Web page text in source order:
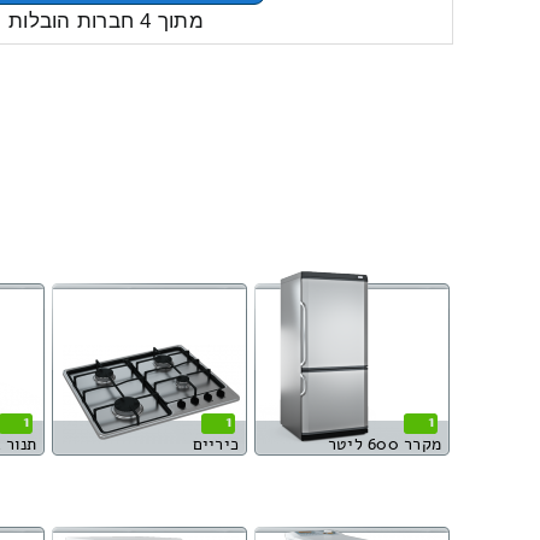
מתוך 4 חברות הובלות
1
מקרר 600 ליטר
1
כיריים
1